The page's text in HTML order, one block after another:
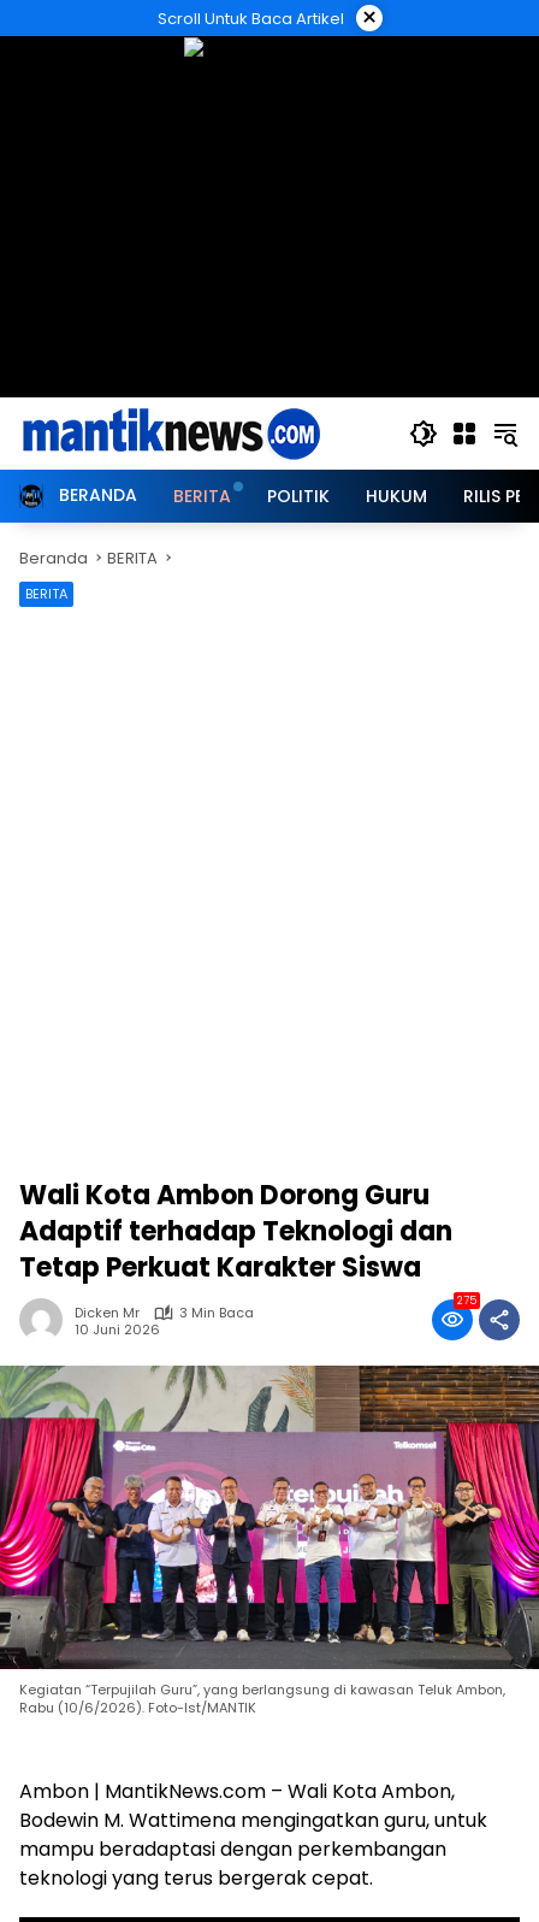
ke
Scroll Untuk Baca Artikel ×
BERANDA BERITA POLITIK HUKUM RILIS
Beranda BERITA
BERITA
Wali Kota Ambon Dorong Guru
Adaptif terhadap Teknologi dan
Tetap Perkuat Karakter Siswa
Dicken Mr
3 Min Baca
10 Juni 2026
275
Kegiatan “Terpujilah Guru”, yang berlangsung di kawasan Teluk Ambon,
Rabu (10/6/2026). Foto-Ist/MANTIK
Ambon | MantikNews.com – Wali Kota Ambon,
Bodewin M. Wattimena mengingatkan guru, untuk
mampu beradaptasi dengan perkembangan
teknologi yang terus bergerak cepat.